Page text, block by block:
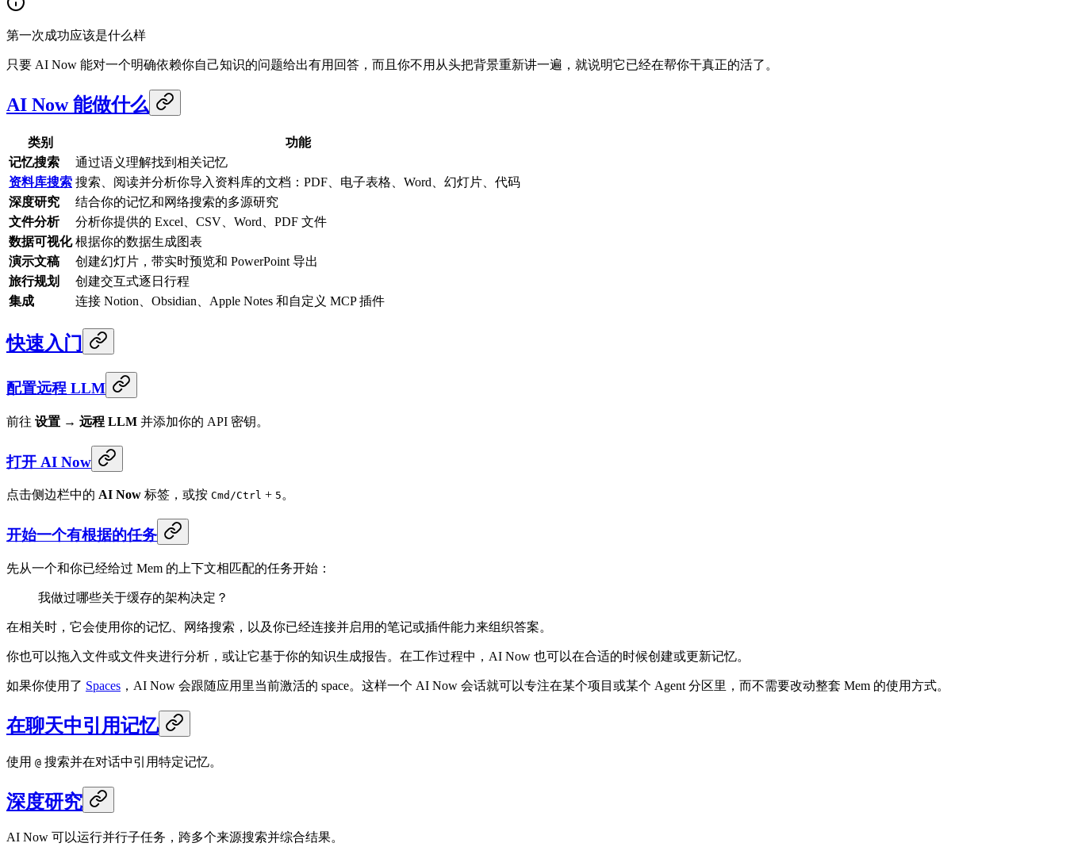
第一次成功应该是什么样
只要 AI Now 能对一个明确依赖你自己知识的问题给出有用回答，而且你不用从头把背景重新讲一遍，就说明它已经在帮你干真正的活了。
AI Now 能做什么
类别
功能
记忆搜索
通过语义理解找到相关记忆
资料库搜索 搜索、阅读并分析你导入资料库的文档：PDF、电子表格、Word、幻灯片、代码
深度研究
结合你的记忆和网络搜索的多源研究
文件分析
分析你提供的 Excel、CSV、Word、PDF 文件
数据可视化 根据你的数据生成图表
演示文稿
创建幻灯片，带实时预览和 PowerPoint 导出
旅行规划
创建交互式逐日行程
集成
连接 Notion、Obsidian、Apple Notes 和自定义 MCP 插件
快速入门
配置远程 LLM
前往 设置 → 远程 LLM 并添加你的 API 密钥。
打开 AI Now
点击侧边栏中的 AI Now 标签，或按 Cmd/Ctrl + 5 。
开始一个有根据的任务
先从一个和你已经给过 Mem 的上下文相匹配的任务开始：
我做过哪些关于缓存的架构决定？
在相关时，它会使用你的记忆、网络搜索，以及你已经连接并启用的笔记或插件能力来组织答案。
你也可以拖入文件或文件夹进行分析，或让它基于你的知识生成报告。在工作过程中，AI Now 也可以在合适的时候创建或更新记忆。
如果你使用了 Spaces ，AI Now 会跟随应用里当前激活的 space。这样一个 AI Now 会话就可以专注在某个项目或某个 Agent 分区里，而不需要改动整套 Mem 的使用方式。
在聊天中引用记忆
使用 @ 搜索并在对话中引用特定记忆。
深度研究
AI Now 可以运行并行子任务，跨多个来源搜索并综合结果。